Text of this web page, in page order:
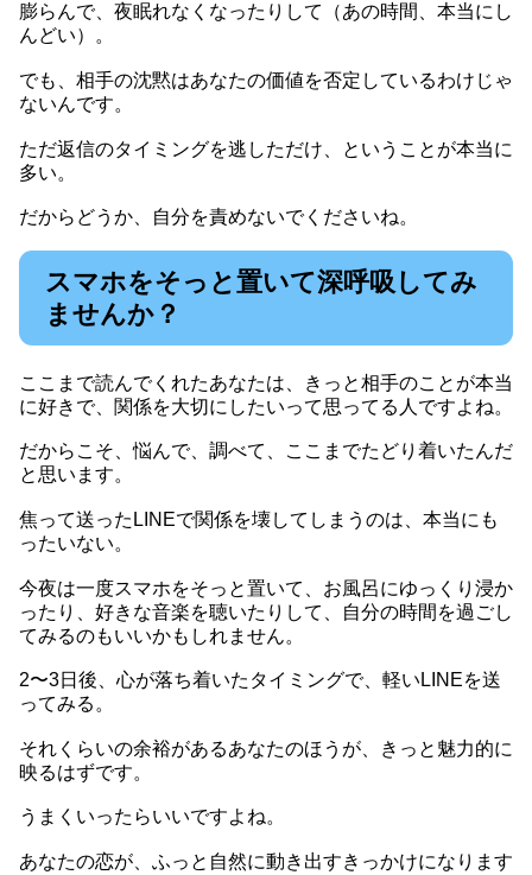
膨らんで、夜眠れなくなったりして（あの時間、本当にし
んどい）。
でも、相手の沈黙はあなたの価値を否定しているわけじゃ
ないんです。
ただ返信のタイミングを逃しただけ、ということが本当に
多い。
だからどうか、自分を責めないでくださいね。
スマホをそっと置いて深呼吸してみ
ませんか？
ここまで読んでくれたあなたは、きっと相手のことが本当
に好きで、関係を大切にしたいって思ってる人ですよね。
だからこそ、悩んで、調べて、ここまでたどり着いたんだ
と思います。
焦って送ったLINEで関係を壊してしまうのは、本当にも
ったいない。
今夜は一度スマホをそっと置いて、お風呂にゆっくり浸か
ったり、好きな音楽を聴いたりして、自分の時間を過ごし
てみるのもいいかもしれません。
2〜3日後、心が落ち着いたタイミングで、軽いLINEを送
ってみる。
それくらいの余裕があるあなたのほうが、きっと魅力的に
映るはずです。
うまくいったらいいですよね。
あなたの恋が、ふっと自然に動き出すきっかけになります